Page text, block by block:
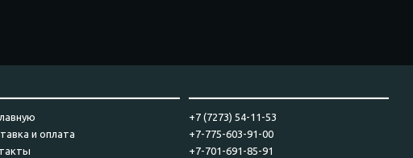
и оплата
+7 (7273) 54-11-53
+7-775-603-91-00
+7-701-691-85-91